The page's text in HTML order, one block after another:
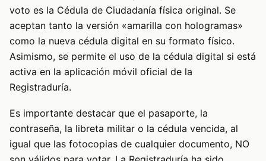
voto es la Cédula de Ciudadanía física original. Se
aceptan tanto la versión «amarilla con hologramas»
como la nueva cédula digital en su formato físico.
Asimismo, se permite el uso de la cédula digital si está
activa en la aplicación móvil oficial de la
Registraduría.
Es importante destacar que el pasaporte, la
contraseña, la libreta militar o la cédula vencida, al
igual que las fotocopias de cualquier documento, NO